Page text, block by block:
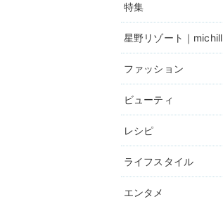
特集
星野リゾート｜michill
ファッション
ビューティ
レシピ
ライフスタイル
エンタメ